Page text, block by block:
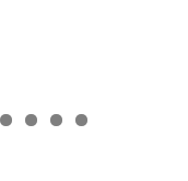
0 1 2